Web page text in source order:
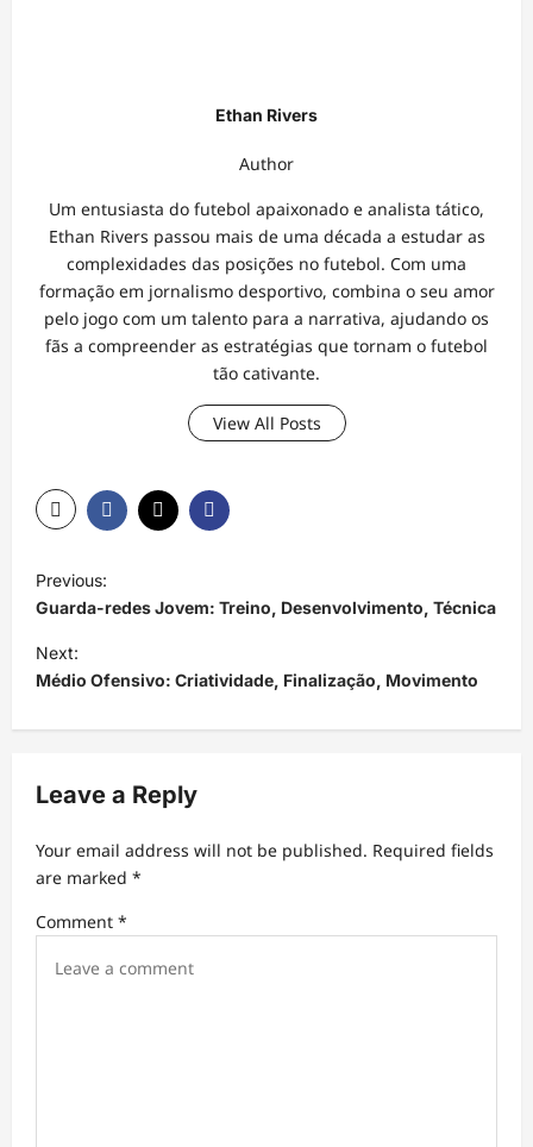
Ethan Rivers
Author
Um entusiasta do futebol apaixonado e analista tático,
Ethan Rivers passou mais de uma década a estudar as
complexidades das posições no futebol. Com uma
formação em jornalismo desportivo, combina o seu amor
pelo jogo com um talento para a narrativa, ajudando os
fãs a compreender as estratégias que tornam o futebol
tão cativante.
View All Posts
o
s
t
v
g
t
Previous:
Guarda-redes Jovem: Treino, Desenvolvimento, Técnica
Next:
Médio Ofensivo: Criatividade, Finalização, Movimento
Leave a Reply
Your email address will not be published. Required fields
are marked *
Comment *